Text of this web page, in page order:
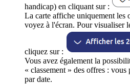
handicap) en cliquant sur :
La carte affiche uniquement les
voyez à l'écran. Pour visualiser
cliquez sur :
Vous avez également la
« classement » des offres :
par date.